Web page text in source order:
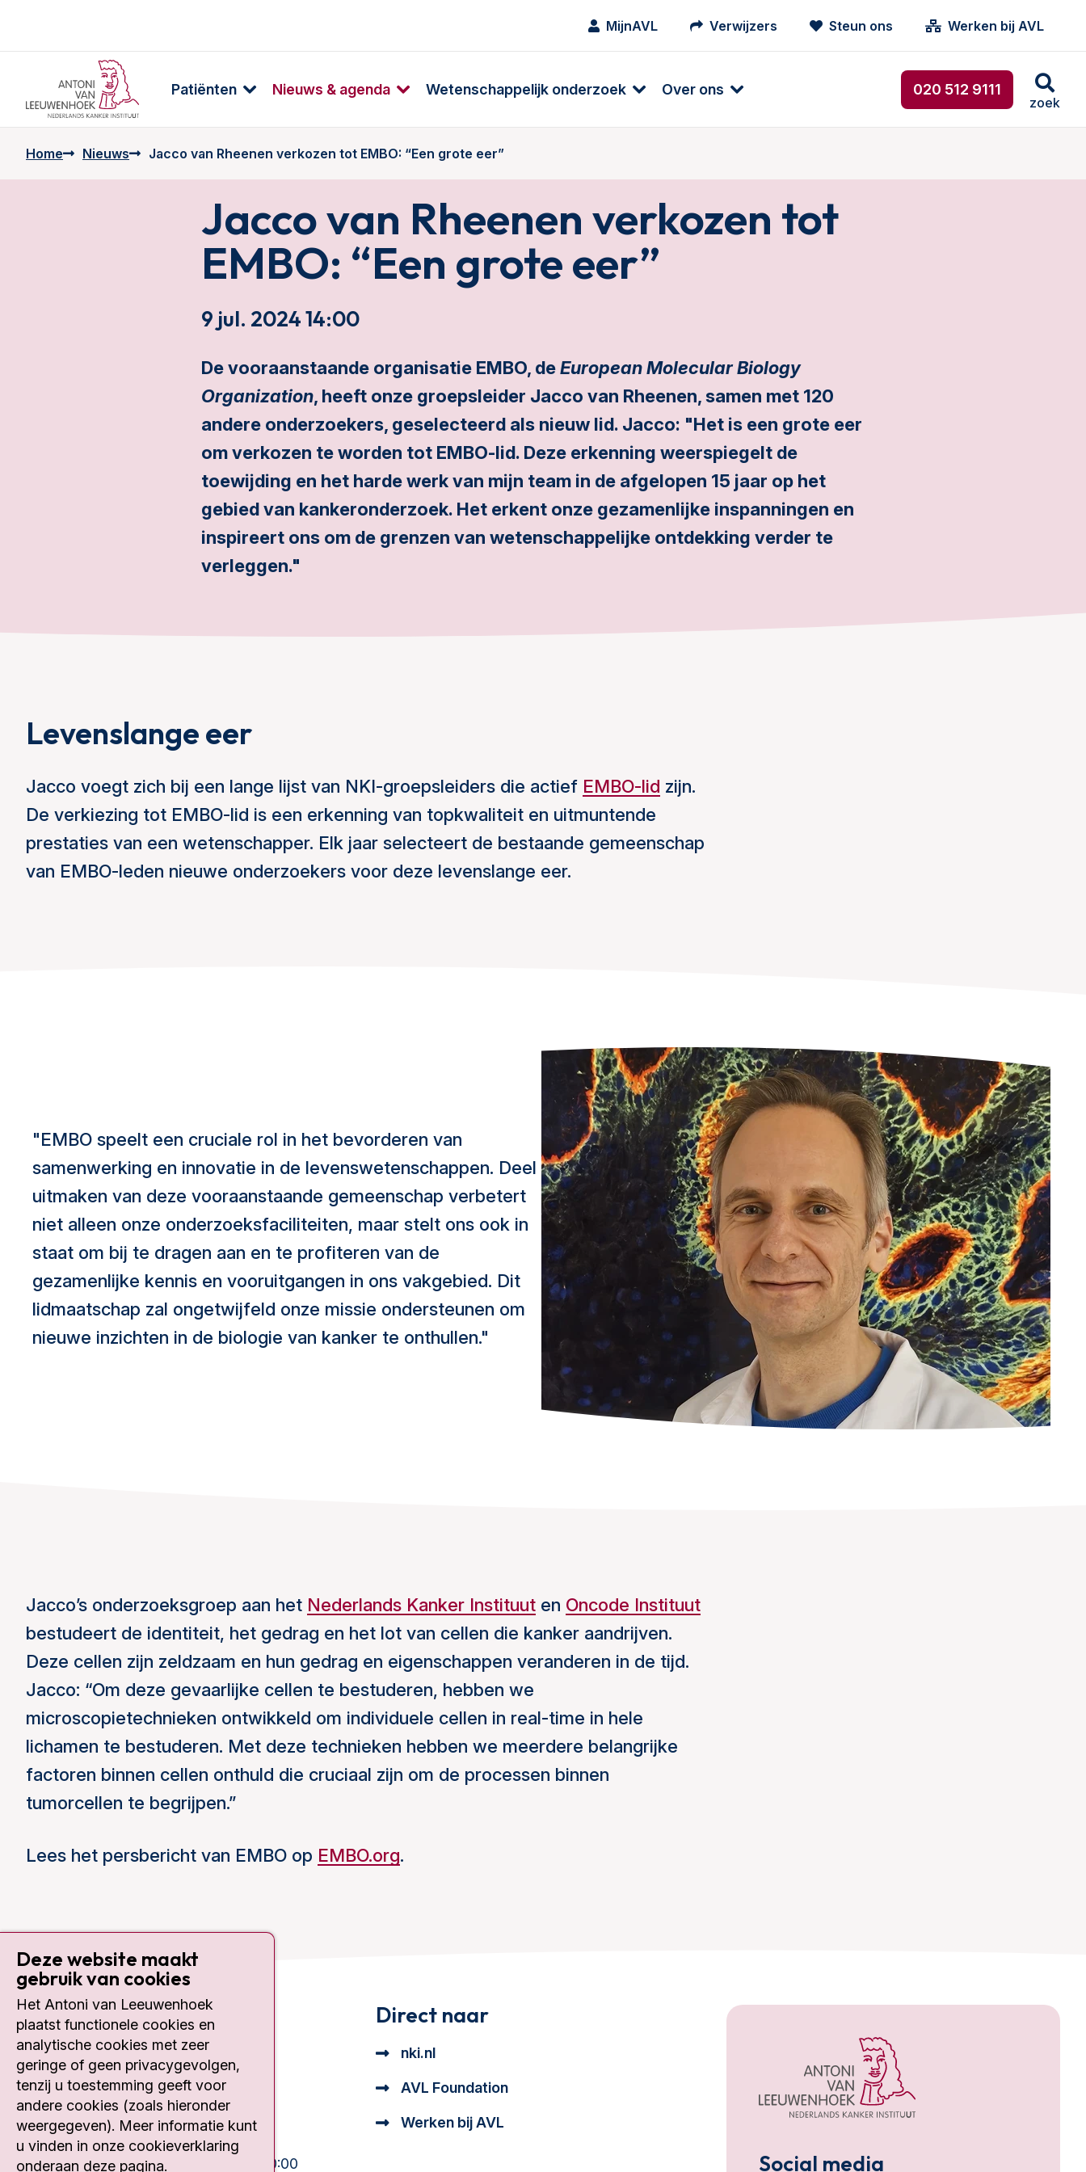
MijnAVL Verwijzers Steun ons Werken bij AVL
Patiënten Nieuws & agenda Wetenschappelijk onderzoek Over ons 020 512 9111
zoek
Home Nieuws Jacco van Rheenen verkozen tot EMBO: “Een grote eer”
Jacco van Rheenen verkozen tot
EMBO: “Een grote eer”
9 jul. 2024 14:00
De vooraanstaande organisatie EMBO, deEuropean Molecular Biology
Organization, heeft onze groepsleider Jacco van Rheenen, samen met 120
andere onderzoekers, geselecteerd als nieuw lid. Jacco: "Het is een grote eer
om verkozen te worden tot EMBO-lid. Deze erkenning weerspiegelt de
toewijding en het harde werk van mijn team in de afgelopen 15 jaar op het
gebied van kankeronderzoek. Het erkent onze gezamenlijke inspanningen en
inspireert ons om de grenzen van wetenschappelijke ontdekking verder te
verleggen."
Levenslange eer
Jacco voegt zich bij een lange lijst van NKI-groepsleiders die actief EMBO-lid zijn.
De verkiezing tot EMBO-lid is een erkenning van topkwaliteit en uitmuntende
prestaties van een wetenschapper. Elk jaar selecteert de bestaande gemeenschap
van EMBO-leden nieuwe onderzoekers voor deze levenslange eer.
"EMBO speelt een cruciale rol in het bevorderen van
samenwerking en innovatie in de levenswetenschappen. Deel
uitmaken van deze vooraanstaande gemeenschap verbetert
niet alleen onze onderzoeksfaciliteiten, maar stelt ons ook in
staat om bij te dragen aan en te profiteren van de
gezamenlijke kennis en vooruitgangen in ons vakgebied. Dit
lidmaatschap zal ongetwijfeld onze missie ondersteunen om
nieuwe inzichten in de biologie van kanker te onthullen."
Jacco’s onderzoeksgroep aan het Nederlands Kanker Instituut en Oncode Instituut
bestudeert de identiteit, het gedrag en het lot van cellen die kanker aandrijven.
Deze cellen zijn zeldzaam en hun gedrag en eigenschappen veranderen in de tijd.
Jacco: “Om deze gevaarlijke cellen te bestuderen, hebben we
microscopietechnieken ontwikkeld om individuele cellen in real-time in hele
lichamen te bestuderen. Met deze technieken hebben we meerdere belangrijke
factoren binnen cellen onthuld die cruciaal zijn om de processen binnen
tumorcellen te begrijpen.”
Lees het persbericht van EMBO op EMBO.org.
Contact
Plesmanlaan 121
1066 CX Amsterdam
020 512 9111
Bezoektijden
Ma-Vrij:
10:30 - 13:00 en 15:00 - 20:00
Direct naar
nki.nl
AVL Foundation
Werken bij AVL
Social media
Deze website maakt
gebruik van cookies
Het Antoni van Leeuwenhoek
plaatst functionele cookies en
analytische cookies met zeer
geringe of geen privacygevolgen,
tenzij u toestemming geeft voor
andere cookies (zoals hieronder
weergegeven). Meer informatie kunt
u vinden in onze cookieverklaring
onderaan deze pagina.